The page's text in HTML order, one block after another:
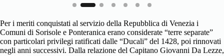
Per i meriti conquistati al servizio della Repubblica di Venezia i
Comuni di Sorisole e Ponteranica erano considerate “terre separate”
con particolari privilegi ratificati dalle “Ducali” del 1428, poi rinnovati
negli anni successivi. Dalla relazione del Capitano Giovanni Da Lezze,